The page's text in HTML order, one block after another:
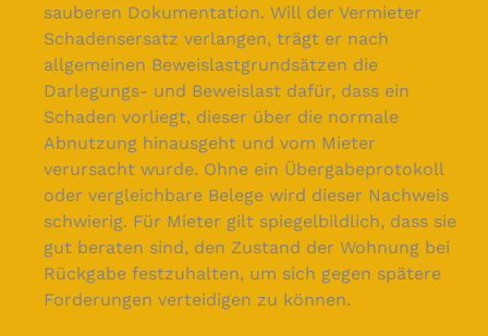
sauberen Dokumentation. Will der Vermieter
Schadensersatz verlangen, trägt er nach
allgemeinen Beweislastgrundsätzen die
Darlegungs- und Beweislast dafür, dass ein
Schaden vorliegt, dieser über die normale
Abnutzung hinausgeht und vom Mieter
verursacht wurde. Ohne ein Übergabeprotokoll
oder vergleichbare Belege wird dieser Nachweis
schwierig. Für Mieter gilt spiegelbildlich, dass sie
gut beraten sind, den Zustand der Wohnung bei
Rückgabe festzuhalten, um sich gegen spätere
Forderungen verteidigen zu können.